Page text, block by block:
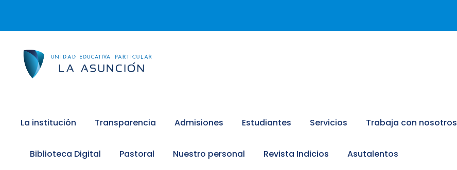
La institución Transparencia Admisiones Estudiantes Servicios Trabaja con nosotros
Biblioteca Digital Pastoral Nuestro personal Revista Indicios Asutalentos